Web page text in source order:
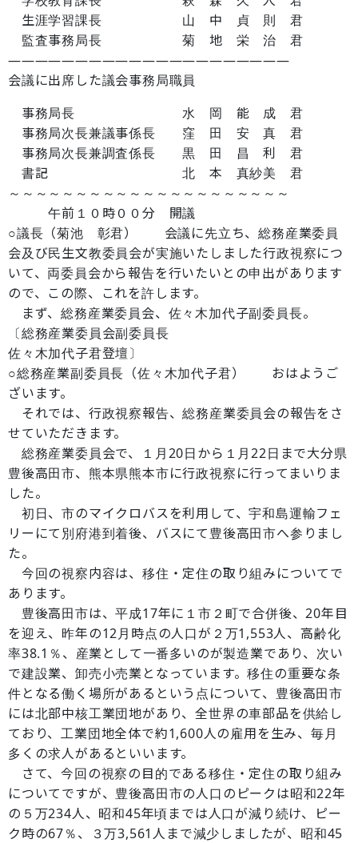
生涯学習課長 山 中 貞 則 君
監査事務局長 菊 地 栄 治 君
―――――――――――――――――――――
会議に出席した議会事務局職員
事務局長 水 岡 能 成 君
事務局次長兼議事係長 窪 田 安 真 君
事務局次長兼調査係長 黒 田 昌 利 君
書記 北 本 真紗美 君
～～～～～～～～～～～～～～～～～～～～～
午前１０時００分 開議
○議長（菊池 彰君） 会議に先立ち、総務産業委員
会及び民生文教委員会が実施いたしました行政視察につ
いて、両委員会から報告を行いたいとの申出があります
ので、この際、これを許します。
まず、総務産業委員会、佐々木加代子副委員長。
〔総務産業委員会副委員長
佐々木加代子君登壇〕
○総務産業副委員長（佐々木加代子君） おはようご
ざいます。
それでは、行政視察報告、総務産業委員会の報告をさ
せていただきます。
総務産業委員会で、１月20日から１月22日まで大分県
豊後高田市、熊本県熊本市に行政視察に行ってまいりま
した。
初日、市のマイクロバスを利用して、宇和島運輸フェ
リーにて別府港到着後、バスにて豊後高田市へ参りまし
た。
今回の視察内容は、移住・定住の取り組みについてで
あります。
豊後高田市は、平成17年に１市２町で合併後、20年目
を迎え、昨年の12月時点の人口が２万1,553人、高齢化
率38.1％、産業として一番多いのが製造業であり、次い
で建設業、卸売小売業となっています。移住の重要な条
件となる働く場所があるという点について、豊後高田市
には北部中核工業団地があり、全世界の車部品を供給し
ており、工業団地全体で約1,600人の雇用を生み、毎月
多くの求人があるといいます。
さて、今回の視察の目的である移住・定住の取り組み
についてですが、豊後高田市の人口のピークは昭和22年
の５万234人、昭和45年頃までは人口が減り続け、ピー
ク時の67％、３万3,561人まで減少しましたが、昭和45